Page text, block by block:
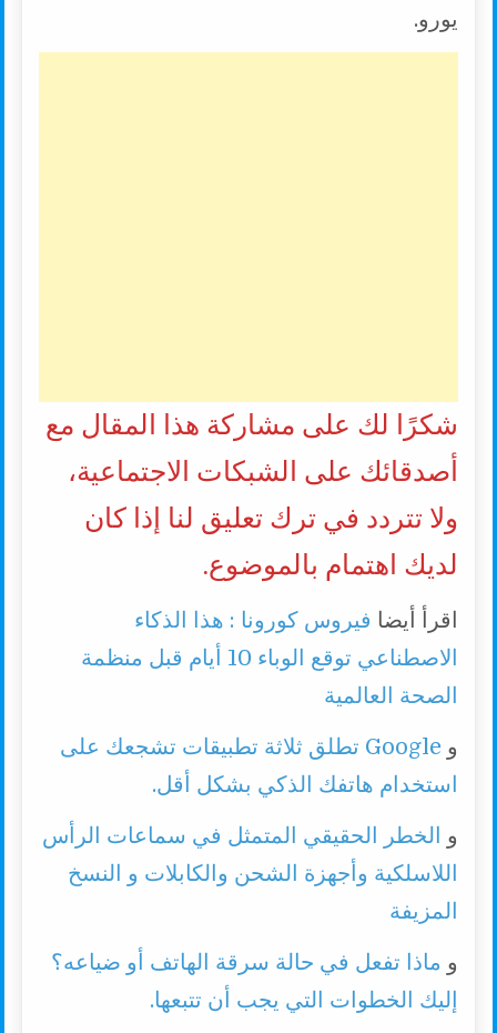
يورو.
شكرًا لك على مشاركة هذا المقال مع
أصدقائك على الشبكات الاجتماعية،
ولا تتردد في ترك تعليق لنا إذا كان
لديك اهتمام بالموضوع.
اقرأ أيضا فيروس كورونا : هذا الذكاء
الاصطناعي توقع الوباء 10 أيام قبل منظمة
الصحة العالمية
و
Google تطلق ثلاثة تطبيقات تشجعك على
استخدام هاتفك الذكي بشكل أقل.
و الخطر الحقيقي المتمثل في سماعات الرأس
اللاسلكية وأجهزة الشحن والكابلات و النسخ
المزيفة
و ماذا تفعل في حالة سرقة الهاتف أو ضياعه؟
إليك الخطوات التي يجب أن تتبعها.